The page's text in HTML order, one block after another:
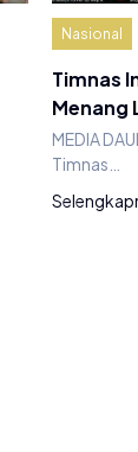
Nasional
Timnas
Menang
MEDIA
Timnas…